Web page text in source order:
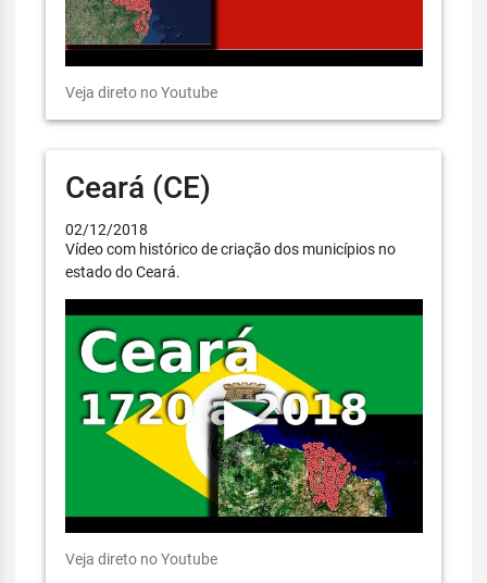
Veja direto no Youtube
Ceará (CE)
02/12/2018
Vídeo com histórico de criação dos municípios no
estado do Ceará.
Veja direto no Youtube